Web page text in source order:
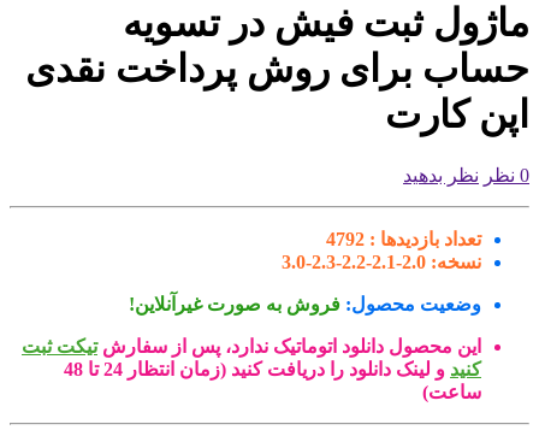
ثبت فیش در تسویه
برای روش پرداخت نقدی
کارت
نظر بدهید
تعداد بازدیدها : 4792
نسخه: 2.0-2.1-2.2-2.3-3.0
وضعیت محصول:فروش به صورت غیرآنلاین!
این محصول دانلود اتوماتیک ندارد، پس از سفارشتیکت ثبت
کنید
و لینک دانلود را دریافت کنید (زمان انتظار 24 تا 48
ساعت)